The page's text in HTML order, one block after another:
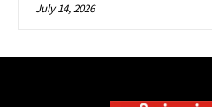
July 14, 2026